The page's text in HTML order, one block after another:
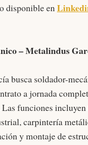
disponible en
– Metalindus
busca soldador-
a jornada
funciones
carpintería
y montaje de